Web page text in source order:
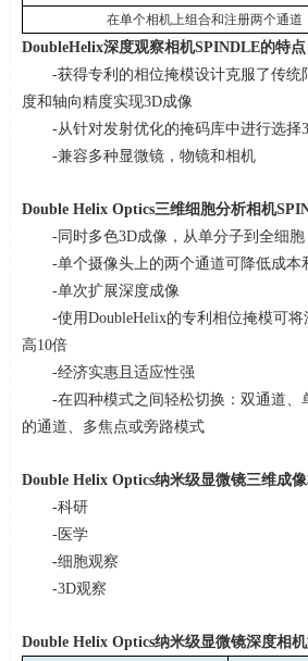
在单个相机上组合和注册两个通道
DoubleHelix深度观察相机SPINDLE的特点
-获得专利的相位掩模设计克服了传统
度和轴向精度实现3D成像
-从针对发射优化的掩码库中进行选择
-兼容多种显微镜，物镜和相机
Double Helix Optics三维细胞分析相机
-同时多色3D成像，从单分子到全细胞
-单个摄像头上的两个通道可降低成本
-单次扩展深度成像
-使用DoubleHelix的专利相位掩模可将
高10倍
-经济实惠且适应性强
-在四种模式之间轻松切换：双通道、
的通道、多焦点或旁路模式
Double Helix Optics纳米级显微镜三维成像
-科研
-医学
-细胞观察
-3D观察
Double Helix Optics纳米级显微镜深度相机